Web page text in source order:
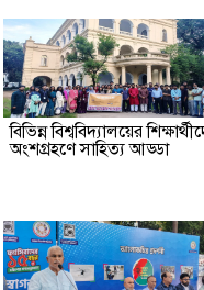
বিভিন্ন বিশ্ববিদ্যালয়ের
অংশগ্রহণে সাহিত্য আড্ডা